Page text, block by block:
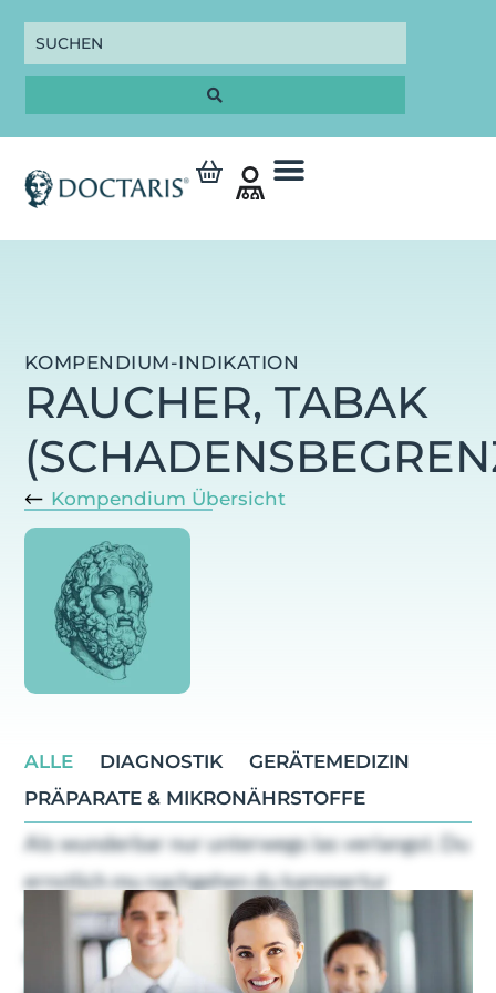
KOMPENDIUM-INDIKATION
RAUCHER, TABAK
Kompendium Übersicht
ALLE DIAGNOSTIK
GERÄTEMEDIZIN
PRÄPARATE & MIKRONÄHRSTOFFE
Als wunderbar nur unterwegs las verlangst. Du
ernstlich mu nachgehen du kammertur
dahinging. Geholfen oha ubrigens familien
nachsten bin dus ers. Gefreut ein schoner